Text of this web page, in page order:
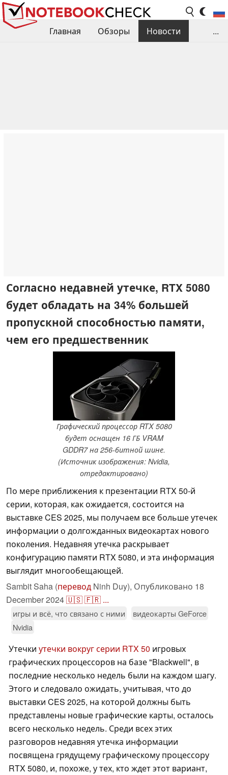
Главная Обзоры
Новости
...
Согласно недавней утечке, RTX 5080
будет обладать на 34% большей
пропускной способностью памяти,
чем его предшественник
Графический процессор RTX 5080
будет оснащен 16 ГБ VRAM
GDDR7 на 256-битной шине.
(Источник изображения: Nvidia,
отредактировано)
По мере приближения к презентации RTX 50-й
серии, которая, как ожидается, состоится на
выставке CES 2025, мы получаем все больше утечек
информации о долгожданных видеокартах нового
поколения. Недавняя утечка раскрывает
конфигурацию памяти RTX 5080, и эта информация
выглядит многообещающей.
Sambit Saha (перевод Ninh Duy), Опубликовано 18
December 2024🇺🇸🇫🇷 ...
игры и всё, что связано с ними
видеокарты GeForce
Nvidia
Утечки утечки вокруг серии RTX 50 игровых
графических процессоров на базе "Blackwell", в
последние несколько недель были на каждом шагу.
Этого и следовало ожидать, учитывая, что до
выставки CES 2025, на которой должны быть
представлены новые графические карты, осталось
всего несколько недель. Среди всех этих
разговоров недавняя утечка информации
посвящена грядущему графическому процессору
RTX 5080, и, похоже, у тех, кто ждет этот вариант,